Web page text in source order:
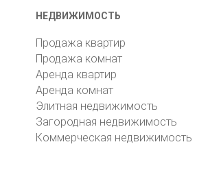
НЕДВИЖИМОСТЬ
Продажа квартир
Продажа комнат
Аренда квартир
Аренда комнат
Элитная недвижимость
Загородная недвижимость
Коммерческая недвижимость